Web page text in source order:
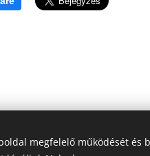
2026
megfelelő működését és